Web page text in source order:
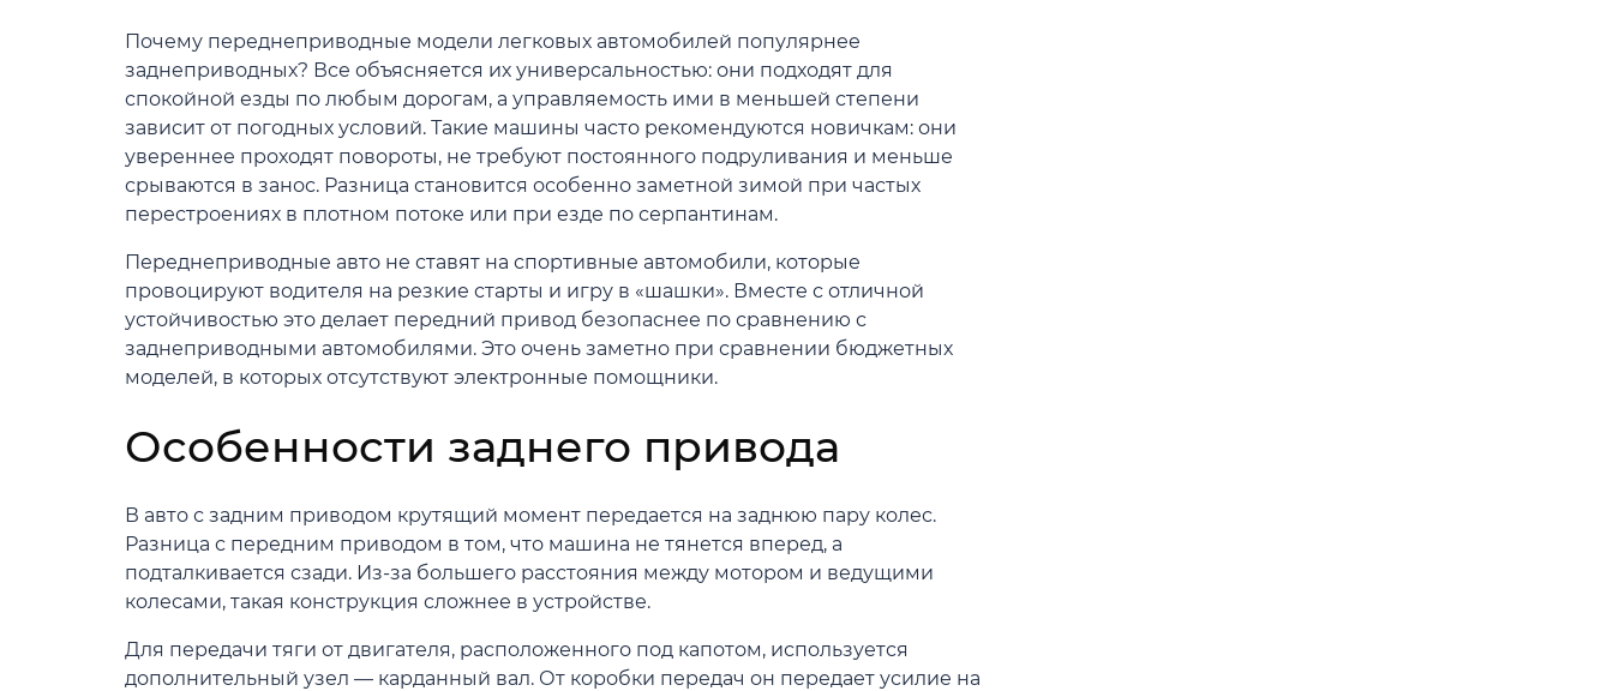
Почему переднеприводные модели легковых автомобилей популярнее
заднеприводных? Все объясняется их универсальностью: они подходят для
спокойной езды по любым дорогам, а управляемость ими в меньшей степени
зависит от погодных условий. Такие машины часто рекомендуются новичкам: они
увереннее проходят повороты, не требуют постоянного подруливания и меньше
срываются в занос. Разница становится особенно заметной зимой при частых
перестроениях в плотном потоке или при езде по серпантинам.
Переднеприводные авто не ставят на спортивные автомобили, которые
провоцируют водителя на резкие старты и игру в «шашки». Вместе с отличной
устойчивостью это делает передний привод безопаснее по сравнению с
заднеприводными автомобилями. Это очень заметно при сравнении бюджетных
моделей, в которых отсутствуют электронные помощники.
Особенности заднего привода
В авто с задним приводом крутящий момент передается на заднюю пару колес.
Разница с передним приводом в том, что машина не тянется вперед, а
подталкивается сзади. Из-за большего расстояния между мотором и ведущими
колесами, такая конструкция сложнее в устройстве.
Для передачи тяги от двигателя, расположенного под капотом, используется
дополнительный узел — карданный вал. От коробки передач он передает усилие на